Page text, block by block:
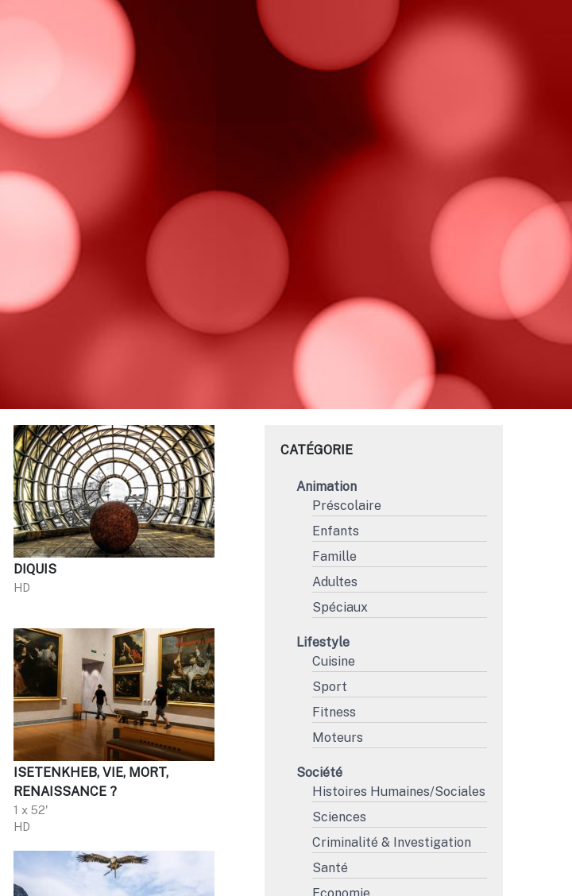
DIQUIS
HD
ISETENKHEB, VIE, MORT,
RENAISSANCE ?
1 x 52'
HD
CATÉGORIE
Animation
Préscolaire
Enfants
Famille
Adultes
Spéciaux
Lifestyle
Cuisine
Sport
Fitness
Moteurs
Société
Histoires Humaines/Sociales
Sciences
Criminalité & Investigation
Santé